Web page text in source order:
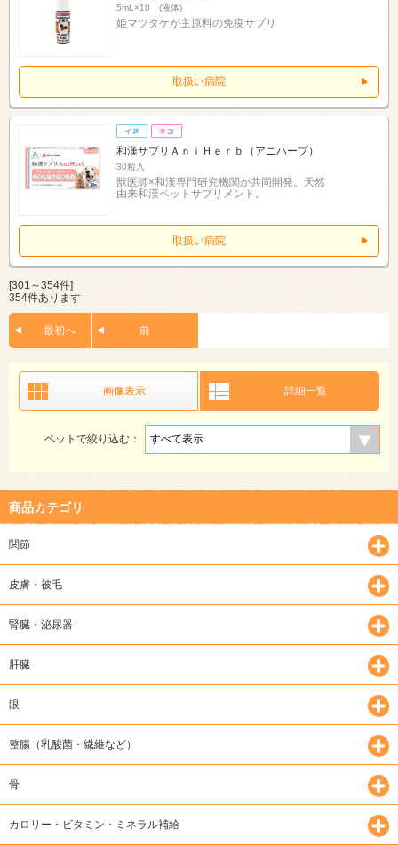
5mL×10 (液体)
姫マツタケが主原料の免疫サプリ
取扱い病院
和漢サプリＡｎｉＨｅｒｂ（アニハーブ）
30粒入
獣医師×和漢専門研究機関が共同開発。天然
由来和漢ペットサプリメント。
取扱い病院
[301～354件]
354件あります
最初へ 前
画像表示 詳細一覧
ペットで絞り込む：
商品カテゴリ
関節
皮膚・被毛
腎臓・泌尿器
肝臓
眼
整腸（乳酸菌・繊維など）
骨
カロリー・ビタミン・ミネラル補給